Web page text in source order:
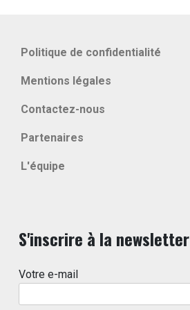
Politique de confidentialité
Mentions légales
Contactez-nous
Partenaires
L'équipe
S'inscrire à la newsletter
Votre e-mail